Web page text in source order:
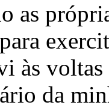
as
às
da